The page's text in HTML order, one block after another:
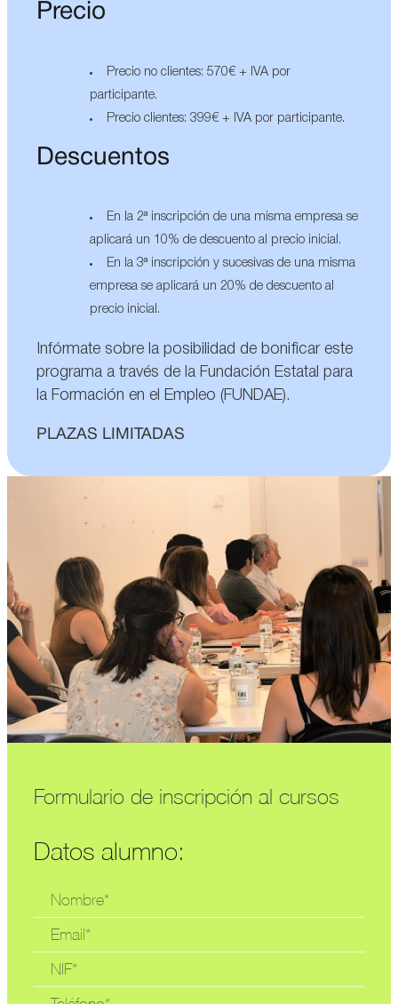
Precio
Precio no clientes: 570€ + IVA por
participante.
Precio clientes: 399€ + IVA por participante.
Descuentos
En la 2ª inscripción de una misma empresa se
aplicará un 10% de descuento al precio inicial.
En la 3ª inscripción y sucesivas de una misma
empresa se aplicará un 20% de descuento al
precio inicial.
Infórmate sobre la posibilidad de bonificar este
programa a través de la Fundación Estatal para
la Formación en el Empleo (FUNDAE).
PLAZAS LIMITADAS
Formulario de inscripción al cursos
Datos alumno: